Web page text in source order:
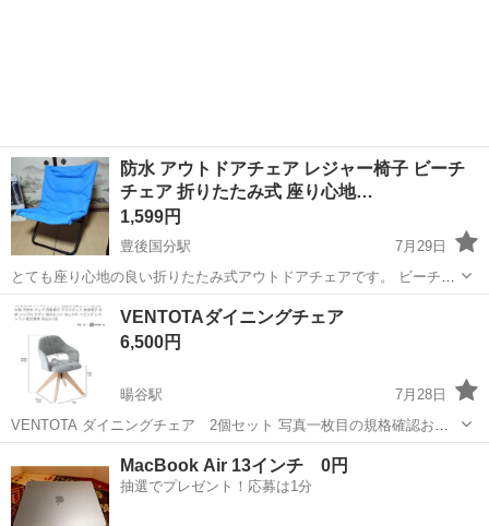
防水 アウトドアチェア レジャー椅子 ビーチ
チェア 折りたたみ式 座り心地…
1,599円
豊後国分駅
7月29日
とても座り心地の良い折りたたみ式アウトドアチェアです。 ビーチチ
ェアー、ディレクターチェアーとしても。 とても綺麗です。 色はブル
ーで、材質も厚いビニールなので、雨や水に濡れても拭き取れば大丈
夫です。 汚れなどもふけばとれま...
大分 大分市 豊後国分駅
VENTOTAダイニングチェア
6,500円
暘谷駅
7月28日
VENTOTA ダイニングチェア 2個セット 写真一枚目の規格確認お願
い致します。 26年3月に買いましたが、使用の為出品してます。 一個
はほぼ未使用に近い、 右のは少し使用感あります。 あくまで、中古
品でございますの...
MacBook Air 13インチ 0円
抽選でプレゼント！応募は1分